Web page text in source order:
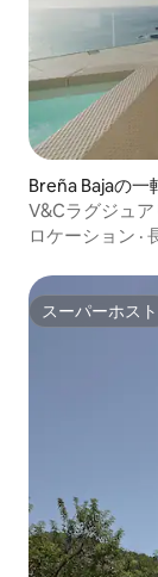
Breña Bajaの一
V&Cラグジュア
ロケーション ·
スーパーホスト
スーパーホスト